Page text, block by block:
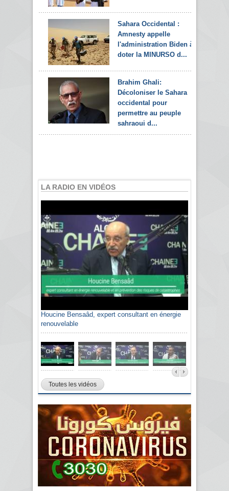
Sahara Occidental :
Amnesty appelle
l'administration Biden à
doter la MINURSO d...
Brahim Ghali:
Décoloniser le Sahara
occidental pour
permettre au peuple
sahraoui d...
LA RADIO EN VIDÉOS
Houcine Bensaâd, expert consultant en énergie
renouvelable
Toutes les vidéos